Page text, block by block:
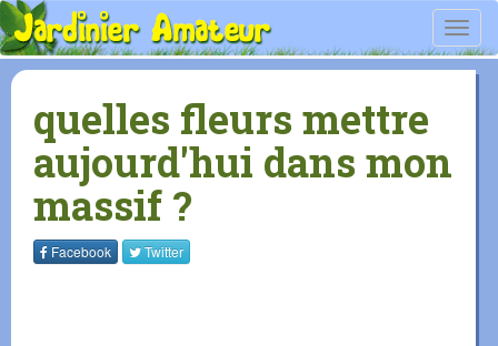
quelles fleurs mettre
aujourd'hui dans mon
massif ?
Facebook Twitter